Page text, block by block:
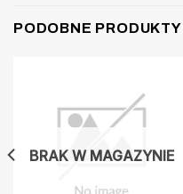
PODOBNE PRODUKTY
BRAK W MAGAZYNIE